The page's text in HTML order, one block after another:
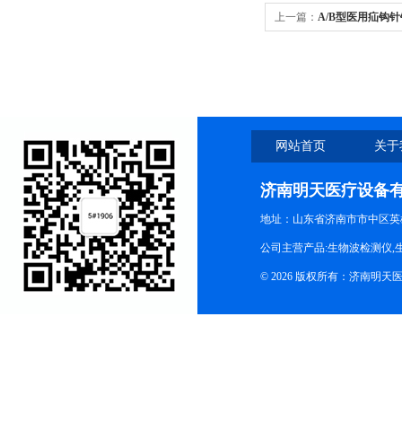
上一篇： A/B型医用疝钩
网站首页 关
济南明天医疗设备
地址：山东省济南市市中区
公司主营产品:生物波检测仪,
© 2026 版权所有：济南明天